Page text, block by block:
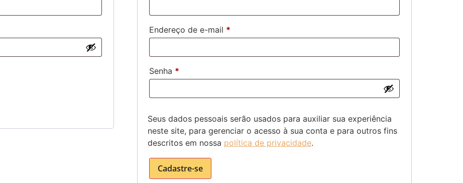
Endereço de e-mail *
Senha *
Seus dados pessoais serão usados ​​para auxiliar sua experiência
neste site, para gerenciar o acesso à sua conta e para outros fins
descritos em nossa política de privacidade.
Cadastre-se